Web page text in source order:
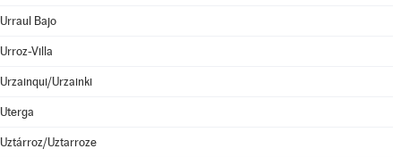
Urraul Bajo
Urroz-Villa
Urzainqui/Urzainki
Uterga
Uztárroz/Uztarroze